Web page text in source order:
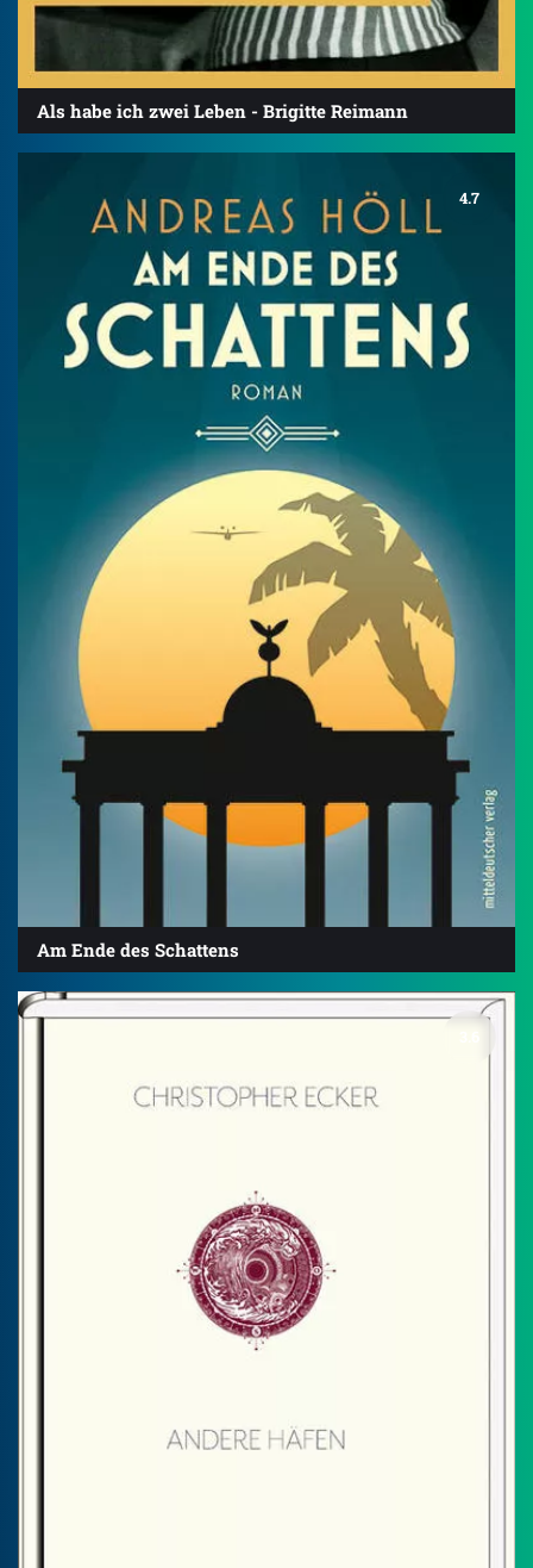
Als habe ich zwei Leben - Brigitte Reimann
4.7
Am Ende des Schattens